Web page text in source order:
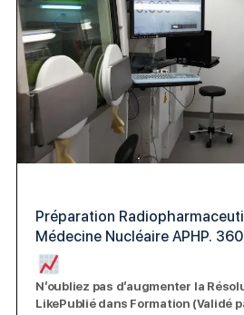
Préparation
Médecine Nucléaire APHP. 360
N’oubliez pas d’augmenter la
LikePublié dans Formation (Validé